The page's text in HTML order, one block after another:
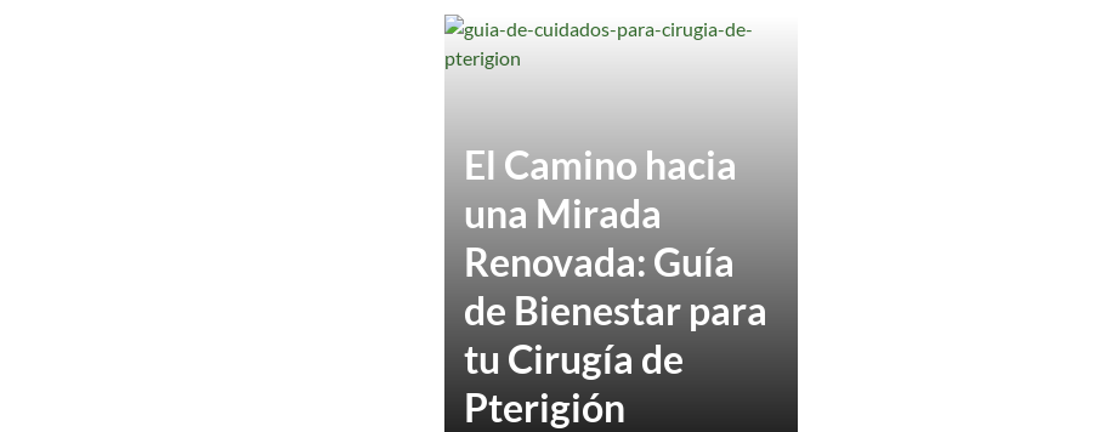
El Camino hacia
una Mirada
Renovada: Guía
de Bienestar para
tu Cirugía de
Pterigión